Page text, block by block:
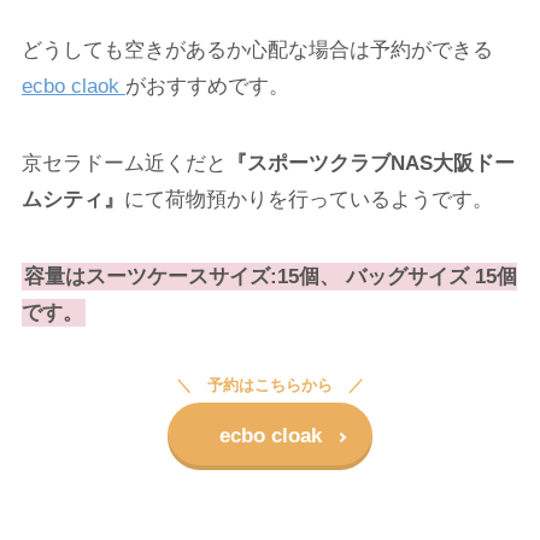
どうしても空きがあるか心配な場合は予約ができる
ecbo claok がおすすめです。
京セラドーム近くだと
『スポーツクラブNAS大阪ドー
ムシティ』 にて荷物預かりを行っているようです。
容量はスーツケースサイズ:15個、 バッグサイズ 15個
です。
予約はこちらから
ecbo cloak